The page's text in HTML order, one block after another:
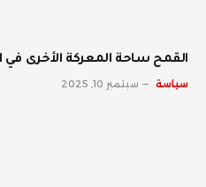
القمح ساحة المعركة الأخرى في
سياسة سبتمبر 10, 2025